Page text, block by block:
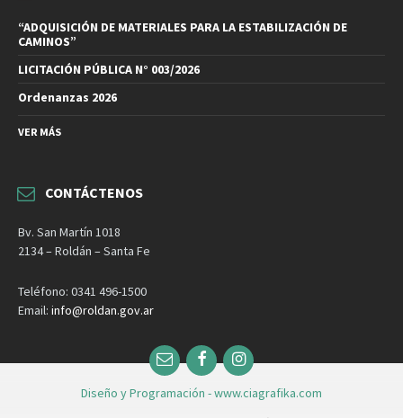
“ADQUISICIÓN DE MATERIALES PARA LA ESTABILIZACIÓN DE
CAMINOS”
LICITACIÓN PÚBLICA N° 003/2026
Ordenanzas 2026
VER MÁS
CONTÁCTENOS
Bv. San Martín 1018
2134 – Roldán – Santa Fe
Teléfono: 0341 496-1500
Email: info@roldan.gov.ar
EmailFacebookInstagram
Diseño y Programación - www.ciagrafika.com